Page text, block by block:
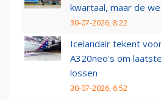
kwartaal, maar de
30-07-2026, 8:22
Icelandair tekent
A320neo's om
lossen
30-07-2026, 6:52